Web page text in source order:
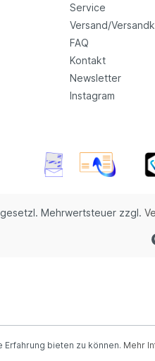
Service
Versand/
FAQ
Kontakt
Newsletter
Instagram
Mehrwertsteuer zzgl.
bieten zu können. Mehr